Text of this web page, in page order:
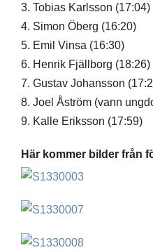
3. Tobias Karlsson (17:04)
4. Simon Öberg (16:20)
5. Emil Vinsa (16:30)
6. Henrik Fjällborg (18:26)
7. Gustav Johansson
8. Joel Åström (vann
9. Kalle Eriksson (17:59)
Här kommer bilder från